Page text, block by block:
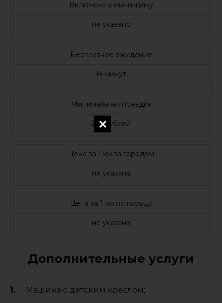
Включено в минималку
не указано
Бесплатное ожидание
14 минут
Минимальная поездка
225 рублей
Цена за 1 км за городом
не указана
Цена за 1 км по городу
не указана
Дополнительные услуги
Машина с детским креслом;